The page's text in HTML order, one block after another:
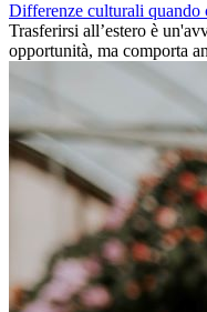
Differenze culturali quando
Trasferirsi all’estero è
opportunità, ma comporta
tratta di differenze culturali.
lavoro, per studio, o
una nuova cultura richiede
abbracciare nuovi modi di
successo.